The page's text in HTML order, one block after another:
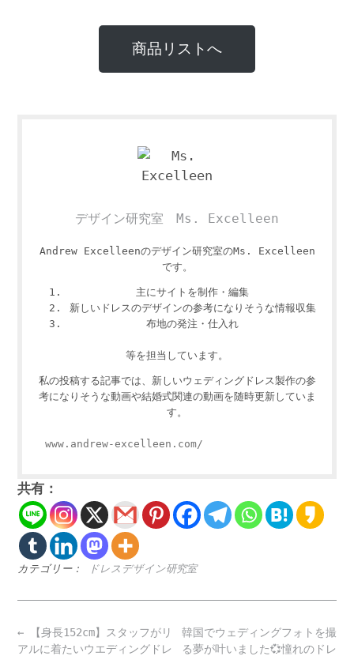
商品リストへ
デザイン研究室 Ms. Excelleen
Andrew Excelleenのデザイン研究室のMs. Excelleen
です。
主にサイトを制作・編集
新しいドレスのデザインの参考になりそうな情報収集
布地の発注・仕入れ
等を担当しています。
私の投稿する記事では、新しいウェディングドレス製作の参
考になりそうな動画や結婚式関連の動画を随時更新していま
す。
www.andrew-excelleen.com/
共有：
カテゴリー： ドレスデザイン研究室
Post
navigation
韓国でウェディングフォトを撮
る夢が叶いました💞憧れのドレ
← 【身長152cm】スタッフがリ
アルに着たいウエディングドレ